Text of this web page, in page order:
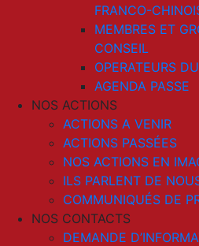
FRANCO-
MEMBRES ET
CONSEIL
OPERATEURS
AGENDA PASSE
NOS ACTIONS
ACTIONS A VENIR
ACTIONS PASSÉES
NOS ACTIONS EN
ILS PARLENT DE
COMMUNIQUÉS DE
NOS CONTACTS
DEMANDE